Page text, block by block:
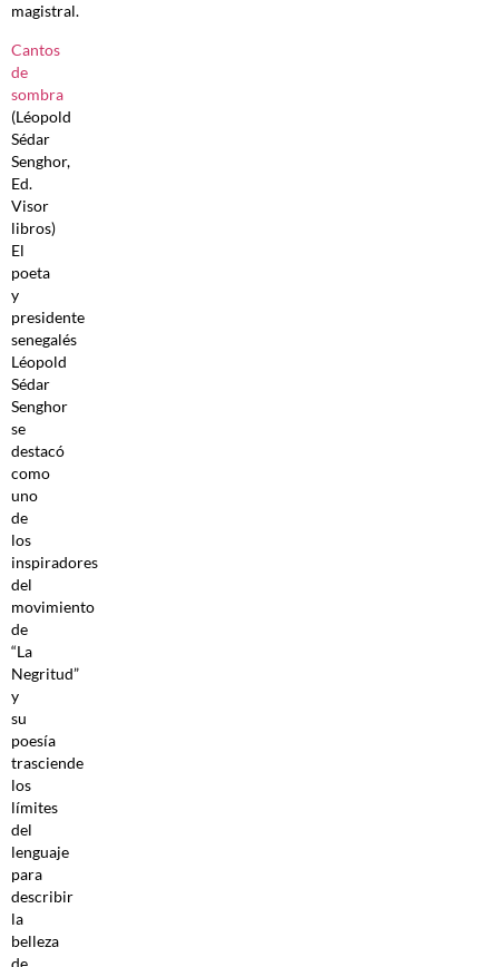
magistral.
Cantos
de
sombra
(Léopold
Sédar
Senghor,
Ed.
Visor
libros)
El
poeta
y
presidente
senegalés
Léopold
Sédar
Senghor
se
destacó
como
uno
de
los
inspiradores
del
movimiento
de
“La
Negritud”
y
su
poesía
trasciende
los
límites
del
lenguaje
para
describir
la
belleza
de